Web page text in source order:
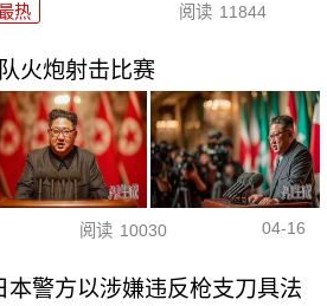
热 阅读 11844
火炮射击比赛
阅读 10030 04-16
本警方以涉嫌违反枪支刀具法